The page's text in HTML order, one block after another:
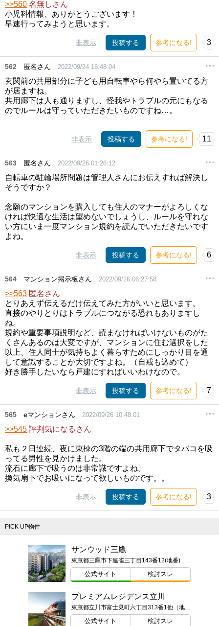
>>560 名無しさん
小児科情報、ありがとうございます！
早速行ってみようと思います。
非表示 投稿する 参考になる! 3
562 匿名さん 2022/09/24 16:48:04
玄関前の共用部分に子ども用自転車やら何やら置いてる方
が居ますね。
共用廊下は人も通りますし、怪我やトラブルの元にもなる
のでルールは守っていただきたいものですね…。
非表示 投稿する 参考になる! 11
563 匿名さん 2022/09/26 01:26:12
自転車の駐輪場所問題は管理人さんにお伝えすれば解決し
そうですか？
念願のマンションを購入しても住人のマナーがよろしくな
ければ快適な生活は望めないでしょうし、ルールを守れな
い方にいま一度マンション規約を読んでいただきたいです
よね。
非表示 投稿する 参考になる! 6
564 マンション掲示板さん 2022/09/26 06:27:58
>>563 匿名さん
とりあえず伝えるだけ伝えてみた方がいいと思います。
直接のやりとりはトラブルにつながる恐れもありますし
ね。
規約や重要事項説明など、読まなければいけないものがた
くさんあるのは大変ですが、マンションに住む選択をした
以上、住人同士が気持ちよく暮らすためにしっかり目を通
して意識することが大切ですよね。（自戒も込めて）
好き勝手したいなら戸建にすればいいわけなので。
非表示 投稿する 参考になる! 7
565 eマンションさん 2022/09/26 10:48:01
>>545 評判気になるさん
私も２日連続、夜に東棟の3階の端の共用廊下でタバコを吸
ってる男性を見かけました。
流石に廊下で吸うのは非常識ですよね。
換気扇下でお吸いになって欲しいものです。。
非表示 投稿する 参考になる! 3
PICK UP物件
サンウッド三鷹
東京都三鷹市下連雀三丁目143番12(地番)
公式サイト 検討スレ
プレミアムレジデンス立川
東京都立川市富士見町六丁目313番1他（地番）
公式サイト 検討スレ